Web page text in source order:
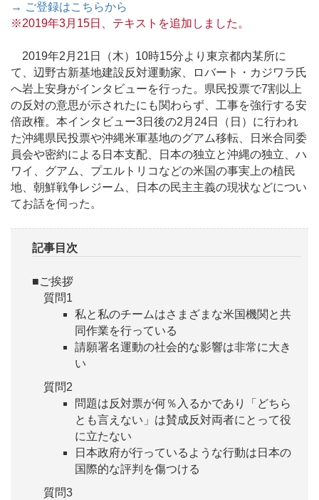
→ ご登録はこちらから
※2019年3月15日、テキストを追加しました。
2019年2月21日（木）10時15分より東京都内某所に
て、辺野古新基地建設反対運動家、ロバート・カジワラ氏
へ岩上安身がインタビューを行った。県民投票で7割以上
の反対の意思が示されたにも関わらず、工事を強行する安
倍政権。本インタビュー3日後の2月24日（日）に行われ
た沖縄県民投票や沖縄米軍基地のグアム移転、日米合同委
員会や密約による日本支配、日本の独立と沖縄の独立、ハ
ワイ、グアム、プエルトリコなどの米国の事実上の植民
地、朝鮮戦争レジーム、日本の民主主義の現状などについ
てお話を伺った。
記事目次
■ご挨拶
質問1
私と私のチームはさまざまな米国機関と共
同作業を行っている
請願署名運動の社会的な影響は非常に大き
い
質問2
問題は反対票が何％入るかであり「どちら
とも言えない」は賛成反対両者にとって役
に立たない
日本政府が行っているような行動は日本の
国際的な評判を傷つける
質問3